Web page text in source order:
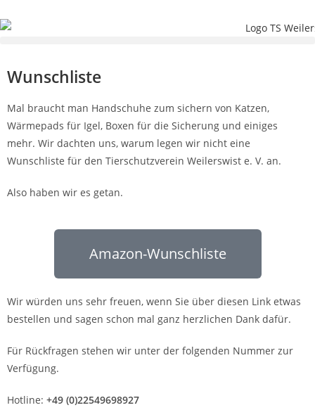
Wunschliste
Mal braucht man Handschuhe zum sichern von Katzen,
Wärmepads für Igel, Boxen für die Sicherung und einiges
mehr. Wir dachten uns, warum legen wir nicht eine
Wunschliste für den Tierschutzverein Weilerswist e. V. an.
Also haben wir es getan.
Amazon-Wunschliste
Wir würden uns sehr freuen, wenn Sie über diesen Link etwas
bestellen und sagen schon mal ganz herzlichen Dank dafür.
Für Rückfragen stehen wir unter der folgenden Nummer zur
Verfügung.
Hotline: +49 (0)22549698927